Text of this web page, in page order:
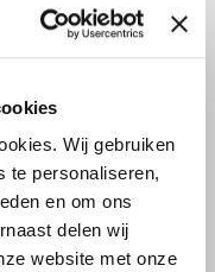
Wij gebruiken
te personaliseren,
en om ons
delen wij
website met onze
& retourneren